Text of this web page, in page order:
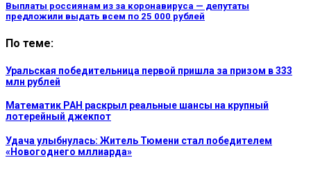
Выплаты россиянам из за коронавируса — депутаты
предложили выдать всем по 25 000 рублей
По теме:
Уральская победительница первой пришла за призом в 333
млн рублей
Математик РАН раскрыл реальные шансы на крупный
лотерейный джекпот
Удача улыбнулась: Житель Тюмени стал победителем
«Новогоднего мллиарда»